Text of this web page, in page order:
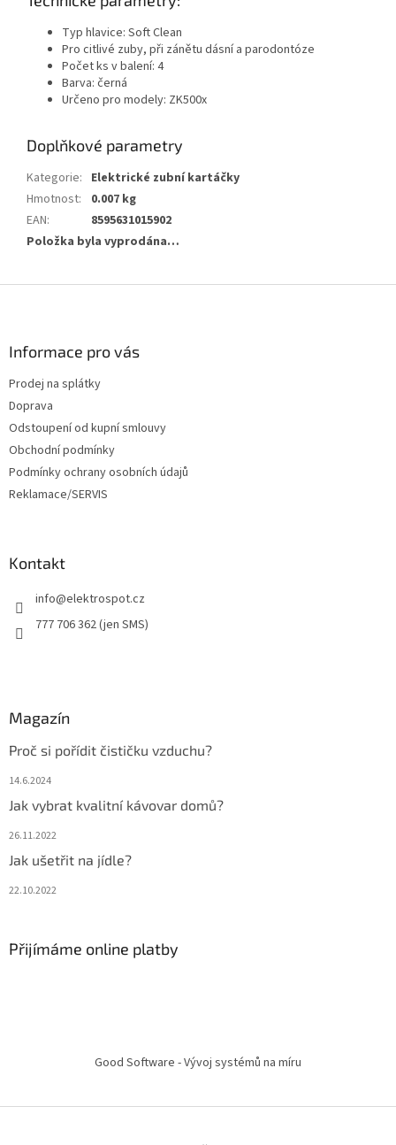
Typ hlavice: Soft Clean
Pro citlivé zuby, při zánětu dásní a parodontóze
Počet ks v balení: 4
Barva: černá
Určeno pro modely: ZK500x
Doplňkové parametry
Kategorie: Elektrické zubní kartáčky
Hmotnost:
0.007 kg
EAN:
8595631015902
Položka byla vyprodána…
Informace pro vás
Prodej na splátky
Doprava
Odstoupení od kupní smlouvy
Obchodní podmínky
Podmínky ochrany osobních údajů
Reklamace/SERVIS
Kontakt
info@elektrospot.cz
777 706 362 (jen SMS)
Magazín
Proč si pořídit čističku vzduchu?
14.6.2024
Jak vybrat kvalitní kávovar domů?
26.11.2022
Jak ušetřit na jídle?
22.10.2022
Přijímáme online platby
Good Software - Vývoj systémů na míru